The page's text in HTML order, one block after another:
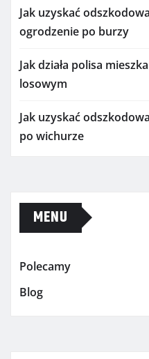
Jak uzyskać
ogrodzenie po burzy
Jak działa polisa
losowym
Jak uzyskać
po wichurze
MENU
Polecamy
Blog